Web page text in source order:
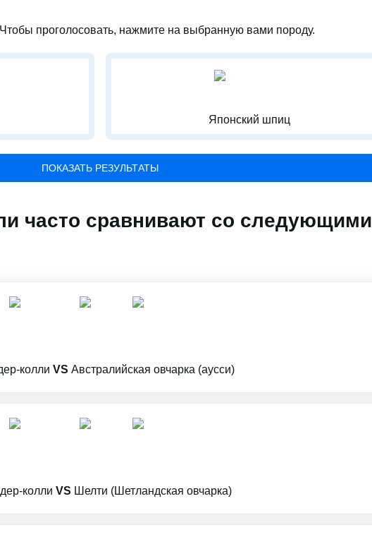
проголосовать, нажмите на выбранную вами породу.
Японский шпиц
ПОКАЗАТЬ РЕЗУЛЬТАТЫ
часто сравнивают со следующими
колли VS Австралийская овчарка (аусси)
колли VS Шелти (Шетландская овчарка)